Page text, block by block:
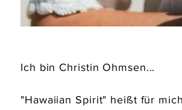
Ich bin Christin Ohmsen...
"Hawaiian Spirit" heißt für